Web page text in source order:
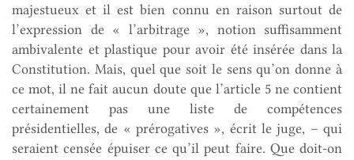
majestueux et il est bien connu en raison surtout de
l’expression de « l’arbitrage », notion suffisamment
ambivalente et plastique pour avoir été insérée dans la
Constitution. Mais, quel que soit le sens qu’on donne à
ce mot, il ne fait aucun doute que l’article 5 ne contient
certainement pas une liste de compétences
présidentielles, de « prérogatives », écrit le juge, – qui
seraient censée épuiser ce qu’il peut faire. Que doit-on